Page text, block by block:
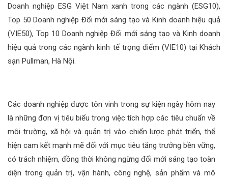
Doanh nghiệp ESG Việt Nam xanh trong các ngành (ESG10),
Top 50 Doanh nghiệp Đổi mới sáng tạo và Kinh doanh hiệu quả
(VIE50), Top 10 Doanh nghiệp Đổi mới sáng tạo và Kinh doanh
hiệu quả trong các ngành kinh tế trọng điểm (VIE10) tại Khách
sạn Pullman, Hà Nội.
Các doanh nghiệp được tôn vinh trong sự kiện ngày hôm nay
là những đơn vị tiêu biểu trong việc tích hợp các tiêu chuẩn về
môi trường, xã hội và quản trị vào chiến lược phát triển, thể
hiện cam kết mạnh mẽ đối với mục tiêu tăng trưởng bền vững,
có trách nhiệm, đồng thời không ngừng đổi mới sáng tạo toàn
diện trong quản trị, vận hành, công nghệ, sản phẩm và mô